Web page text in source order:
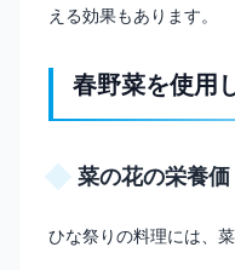
える効果もあります。
春野菜を使用
菜の花の栄養価
ひな祭りの料理には、